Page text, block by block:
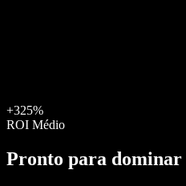
+325%
ROI Médio
Pronto para dominar